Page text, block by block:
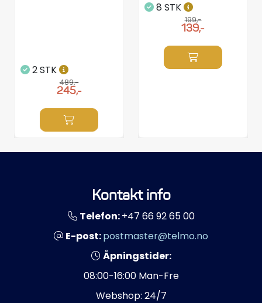
2 STK
489,-
245,-
8 STK
199,-
139,-
Kontakt info
Telefon:+47 66 92 65 00
E-post:postmaster@telmo.no
Åpningstider:
08:00-16:00 Man-Fre
Webshop: 24/7